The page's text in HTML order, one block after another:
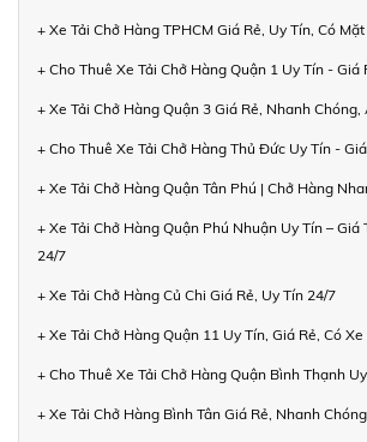
+ Xe Tải Chở Hàng TPHCM Giá Rẻ, Uy Tín, Có
+ Cho Thuê Xe Tải Chở Hàng Quận 1 Uy Tín - Giá
+ Xe Tải Chở Hàng Quận 3 Giá Rẻ, Nhanh Chóng,
+ Cho Thuê Xe Tải Chở Hàng Thủ Đức Uy Tín -
+ Xe Tải Chở Hàng Quận Tân Phú | Chở Hàng
+ Xe Tải Chở Hàng Quận Phú Nhuận Uy Tín – Giá
24/7
+ Xe Tải Chở Hàng Củ Chi Giá Rẻ, Uy Tín 24/7
+ Xe Tải Chở Hàng Quận 11 Uy Tín, Giá Rẻ, Có
+ Cho Thuê Xe Tải Chở Hàng Quận Bình Thạnh
+ Xe Tải Chở Hàng Bình Tân Giá Rẻ, Nhanh